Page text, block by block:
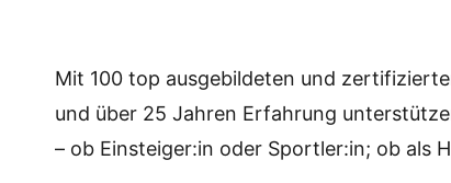
Mit 100 top ausgebildeten und
und über 25 Jahren Erfahrung
– ob Einsteiger:in oder Sportler:in; ob als